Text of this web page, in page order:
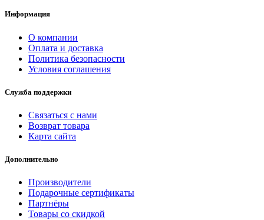
Информация
О компании
Оплата и доставка
Политика безопасности
Условия соглашения
Служба поддержки
Связаться с нами
Возврат товара
Карта сайта
Дополнительно
Производители
Подарочные сертификаты
Партнёры
Товары со скидкой